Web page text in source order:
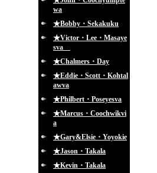
wa
★Bobby・Sekakuku
★Victor・Lee・Masaye
sva
★Chalmers・Day
★Eddie・Scott・Kohtal
awva
★Philbert・Poseyesva
★Marcus・Coochwikvi
a
★Gary&Elsie・Yoyokie
★Jason・Takala
★Kevin・Takala